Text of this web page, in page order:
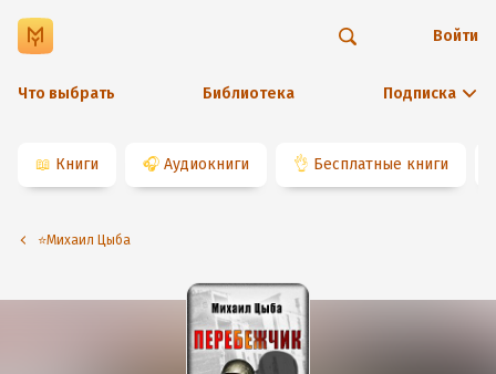
Что выбрать Библиотека Подписка
Войти
📖 Книги 🎧 Аудиокниги 👌 Бесплатные книги
⭐️Михаил Цыба